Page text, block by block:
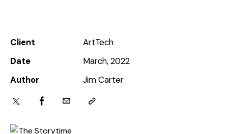
Client
ArtTech
Date
March, 2022
Author
Jim Carter